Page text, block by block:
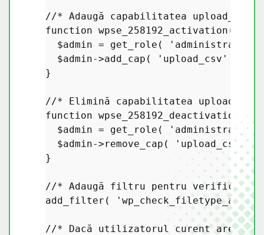
//* Adaugă capabilitatea
function wpse_258192_activation (
$admin = get_role ( 'administrator'
$admin->add_cap ( 'upload_csv'
}
//* Elimină capabilitatea
function wpse_258192_deactivation )
$admin = get_role ( 'administrator'
$admin->remove_cap ( 'upload_csv' );
}
//* Adaugă filtru pentru
add_filter (
//* Dacă utilizatorul curent are